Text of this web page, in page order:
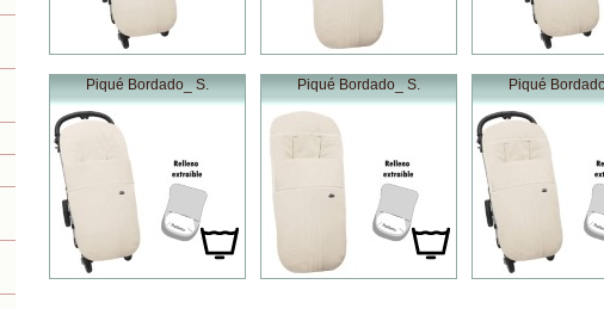
Piqué Bordado_ S. Piqué Bordado_ S. Piqué